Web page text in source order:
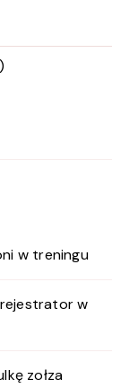
w treningu
w
zołza